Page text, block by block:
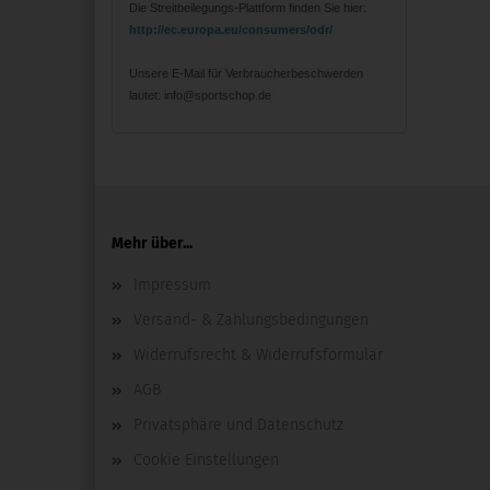
Die Streitbeilegungs-Plattform finden Sie hier:
http://ec.europa.eu/consumers/odr/
Unsere E-Mail für Verbraucherbeschwerden
lautet: info@sportschop.de
Mehr über...
Impressum
Versand- & Zahlungsbedingungen
Widerrufsrecht & Widerrufsformular
AGB
Privatsphäre und Datenschutz
Cookie Einstellungen